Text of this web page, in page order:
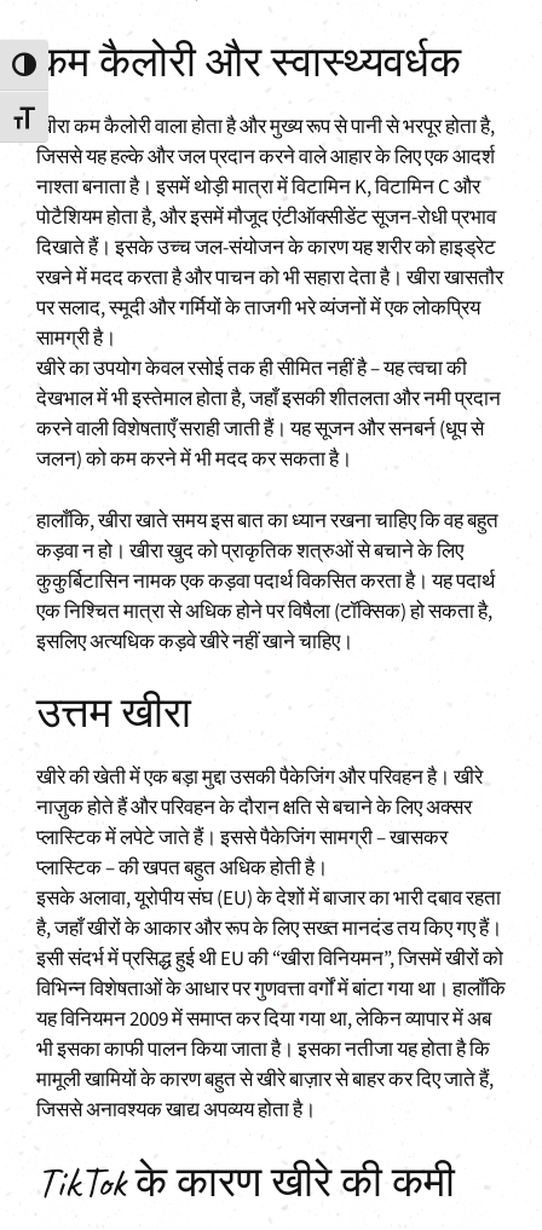
Toggle High Contrast
Toggle Font size
कम कैलोरी और स्वास्थ्यवर्धक
खीरा कम कैलोरी वाला होता है और मुख्य रूप से पानी से भरपूर होता है,
जिससे यह हल्के और जल प्रदान करने वाले आहार के लिए एक आदर्श
नाश्ता बनाता है। इसमें थोड़ी मात्रा में विटामिन K, विटामिन C और
पोटैशियम होता है, और इसमें मौजूद एंटीऑक्सीडेंट सूजन-रोधी प्रभाव
दिखाते हैं। इसके उच्च जल-संयोजन के कारण यह शरीर को हाइड्रेट
रखने में मदद करता है और पाचन को भी सहारा देता है। खीरा खासतौर
पर सलाद, स्मूदी और गर्मियों के ताजगी भरे व्यंजनों में एक लोकप्रिय
सामग्री है।
खीरे का उपयोग केवल रसोई तक ही सीमित नहीं है – यह त्वचा की
देखभाल में भी इस्तेमाल होता है, जहाँ इसकी शीतलता और नमी प्रदान
करने वाली विशेषताएँ सराही जाती हैं। यह सूजन और सनबर्न (धूप से
जलन) को कम करने में भी मदद कर सकता है।
हालाँकि, खीरा खाते समय इस बात का ध्यान रखना चाहिए कि वह बहुत
कड़वा न हो। खीरा खुद को प्राकृतिक शत्रुओं से बचाने के लिए
कुकुर्बिटासिन नामक एक कड़वा पदार्थ विकसित करता है। यह पदार्थ
एक निश्चित मात्रा से अधिक होने पर विषैला (टॉक्सिक) हो सकता है,
इसलिए अत्यधिक कड़वे खीरे नहीं खाने चाहिए।
उत्तम खीरा
खीरे की खेती में एक बड़ा मुद्दा उसकी पैकेजिंग और परिवहन है। खीरे
नाज़ुक होते हैं और परिवहन के दौरान क्षति से बचाने के लिए अक्सर
प्लास्टिक में लपेटे जाते हैं। इससे पैकेजिंग सामग्री – खासकर
प्लास्टिक – की खपत बहुत अधिक होती है।
इसके अलावा, यूरोपीय संघ (EU) के देशों में बाजार का भारी दबाव रहता
है, जहाँ खीरों के आकार और रूप के लिए सख्त मानदंड तय किए गए हैं।
इसी संदर्भ में प्रसिद्ध हुई थी EU की “खीरा विनियमन”, जिसमें खीरों को
विभिन्न विशेषताओं के आधार पर गुणवत्ता वर्गों में बांटा गया था। हालाँकि
यह विनियमन 2009 में समाप्त कर दिया गया था, लेकिन व्यापार में अब
भी इसका काफी पालन किया जाता है। इसका नतीजा यह होता है कि
मामूली खामियों के कारण बहुत से खीरे बाज़ार से बाहर कर दिए जाते हैं,
जिससे अनावश्यक खाद्य अपव्यय होता है।
TikTok के कारण खीरे की कमी